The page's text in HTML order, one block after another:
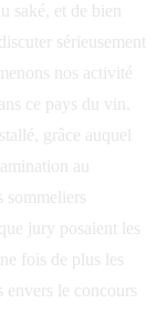
saké, et de bien
sérieusement
nos activité
ce pays du vin.
grâce auquel
au
sommeliers
jury posaient les
fois de plus les
envers le concours